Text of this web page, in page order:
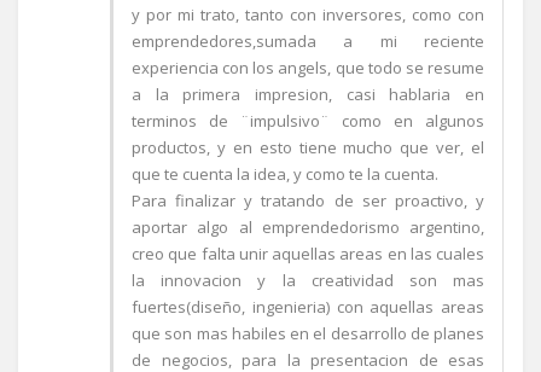
y por mi trato, tanto con inversores, como con
emprendedores,sumada a mi reciente
experiencia con los angels, que todo se resume
a la primera impresion, casi hablaria en
terminos de ¨impulsivo¨ como en algunos
productos, y en esto tiene mucho que ver, el
que te cuenta la idea, y como te la cuenta.
Para finalizar y tratando de ser proactivo, y
aportar algo al emprendedorismo argentino,
creo que falta unir aquellas areas en las cuales
la innovacion y la creatividad son mas
fuertes(diseño, ingenieria) con aquellas areas
que son mas habiles en el desarrollo de planes
de negocios, para la presentacion de esas